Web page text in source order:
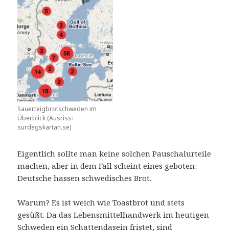
Sauerteigbrotschweden im
Überblick (Ausriss:
surdegskartan.se)
Eigentlich sollte man keine solchen Pauschalurteile
machen, aber in dem Fall scheint eines geboten:
Deutsche hassen schwedisches Brot.
Warum? Es ist weich wie Toastbrot und stets
gesüßt. Da das Lebensmittelhandwerk im heutigen
Schweden ein Schattendasein fristet, sind